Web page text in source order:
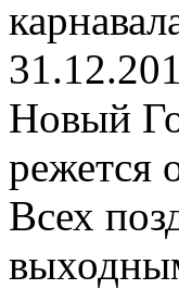
Новый
режется
Всех